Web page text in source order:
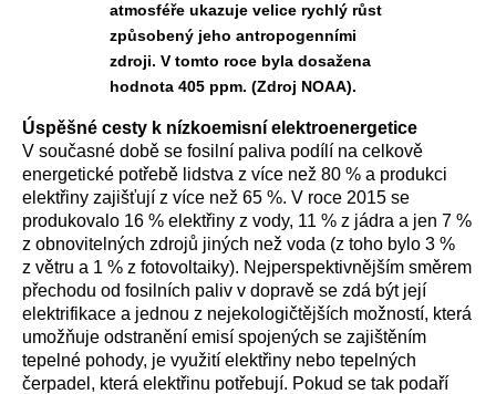
atmosféře ukazuje velice rychlý růst
způsobený jeho antropogenními
zdroji. V tomto roce byla dosažena
hodnota 405 ppm. (Zdroj NOAA).
Úspěšné cesty k nízkoemisní elektroenergetice
V současné době se fosilní paliva podílí na celkově
energetické potřebě lidstva z více než 80 % a produkci
elektřiny zajišťují z více než 65 %. V roce 2015 se
produkovalo 16 % elektřiny z vody, 11 % z jádra a jen 7 %
z obnovitelných zdrojů jiných než voda (z toho bylo 3 %
z větru a 1 % z fotovoltaiky). Nejperspektivnějším směrem
přechodu od fosilních paliv v dopravě se zdá být její
elektrifikace a jednou z nejekologičtějších možností, která
umožňuje odstranění emisí spojených se zajištěním
tepelné pohody, je využití elektřiny nebo tepelných
čerpadel, která elektřinu potřebují. Pokud se tak podaří